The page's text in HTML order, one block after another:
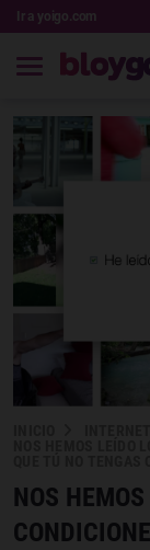
Ir a yoigo.com
NOS